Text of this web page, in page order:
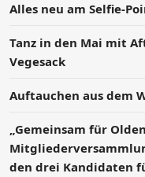
Alles neu am Selfie-
Tanz in den Mai mit
Vegesack
Auftauchen aus dem
„Gemeinsam für
den drei Kandidaten